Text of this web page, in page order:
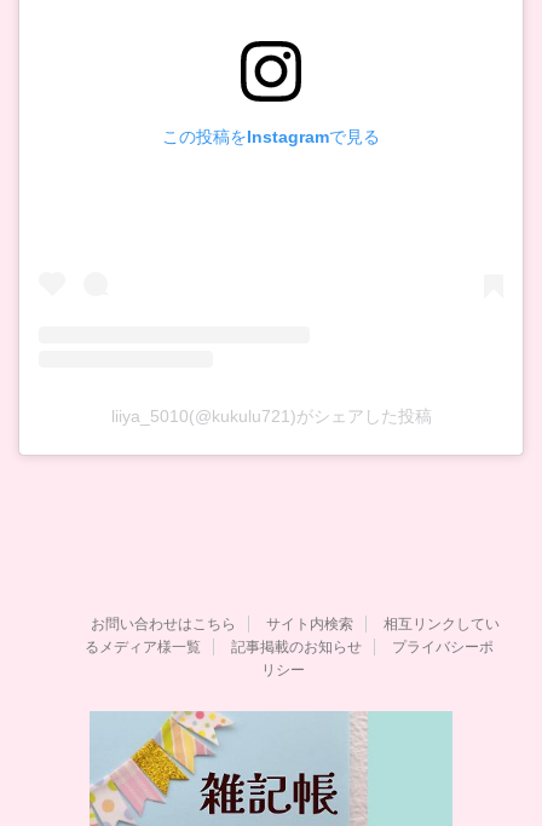
この投稿をInstagramで見る
liiya_5010(@kukulu721)がシェアした投稿
お問い合わせはこちら サイト内検索
相互リンクしてい
るメディア様一覧
記事掲載のお知らせ
プライバシーポ
リシー